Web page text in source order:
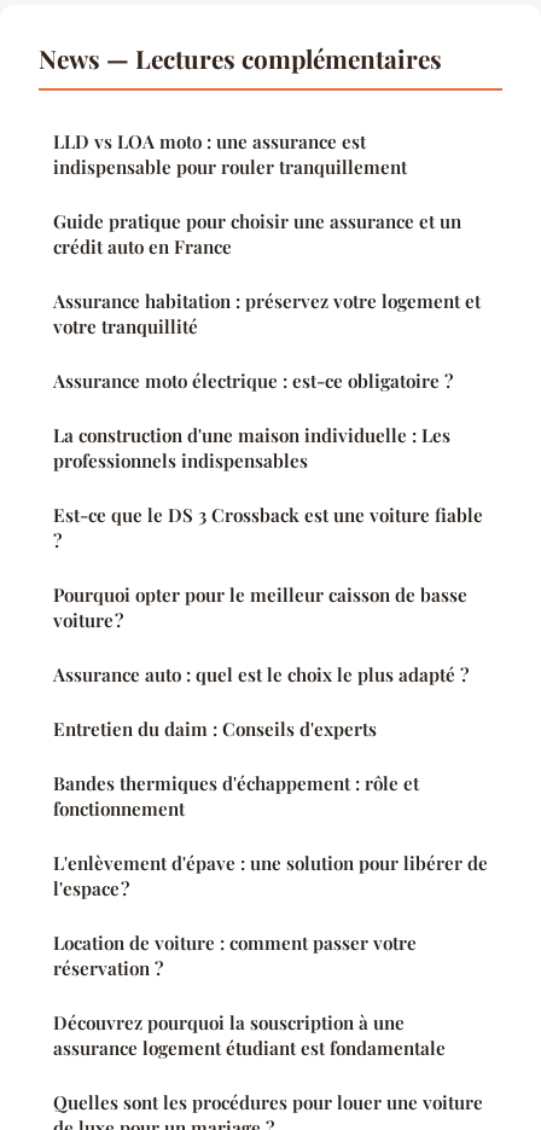
News — Lectures complémentaires
LLD vs LOA moto : une assurance est
indispensable pour rouler tranquillement
Guide pratique pour choisir une assurance et un
crédit auto en France
Assurance habitation : préservez votre logement et
votre tranquillité
Assurance moto électrique : est-ce obligatoire ?
La construction d'une maison individuelle : Les
professionnels indispensables
Est-ce que le DS 3 Crossback est une voiture fiable
?
Pourquoi opter pour le meilleur caisson de basse
voiture ?
Assurance auto : quel est le choix le plus adapté ?
Entretien du daim : Conseils d'experts
Bandes thermiques d'échappement : rôle et
fonctionnement
L'enlèvement d'épave : une solution pour libérer de
l'espace ?
Location de voiture : comment passer votre
réservation ?
Découvrez pourquoi la souscription à une
assurance logement étudiant est fondamentale
Quelles sont les procédures pour louer une voiture